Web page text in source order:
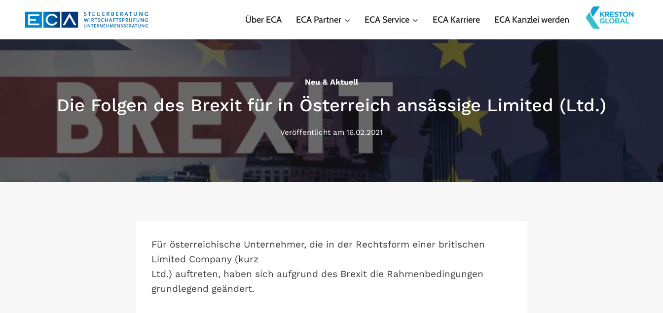
Über ECA ECA Partner ECA Service ECA Karriere ECA Kanzlei werden
Neu & Aktuell
Die Folgen des Brexit für in Österreich ansässige Limited (Ltd.)
Veröffentlicht am 16.02.2021
Für österreichische Unternehmer, die in der Rechtsform einer britischen
Limited Company (kurz
Ltd.) auftreten, haben sich aufgrund des Brexit die Rahmenbedingungen
grundlegend geändert.